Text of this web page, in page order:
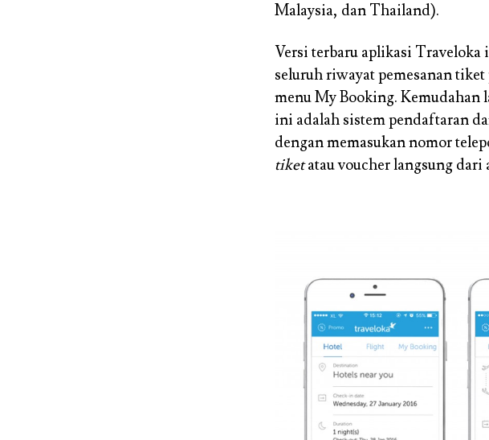
Malaysia, dan Thailand).
Versi terbaru aplikasi
seluruh riwayat pemesanan
menu My Booking. Kemudahan
ini adalah sistem pendaftaran
dengan memasukan nomor
tiketatau voucher langsung dari